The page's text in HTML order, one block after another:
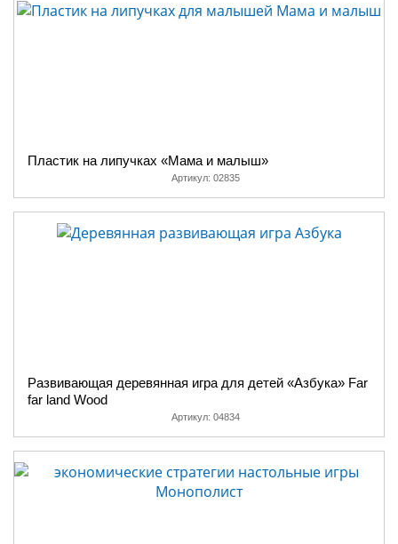
Пластик на липучках «Мама и малыш»
Артикул: 02835
Развивающая деревянная игра для детей «Азбука» Far
far land Wood
Артикул: 04834